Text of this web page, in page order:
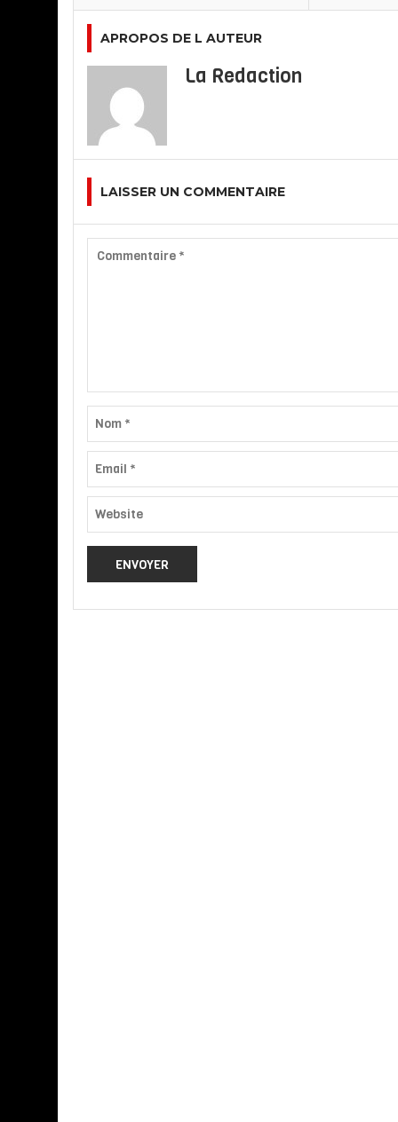
APROPOS DE L AUTEUR
La Redaction
LAISSER UN COMMENTAIRE